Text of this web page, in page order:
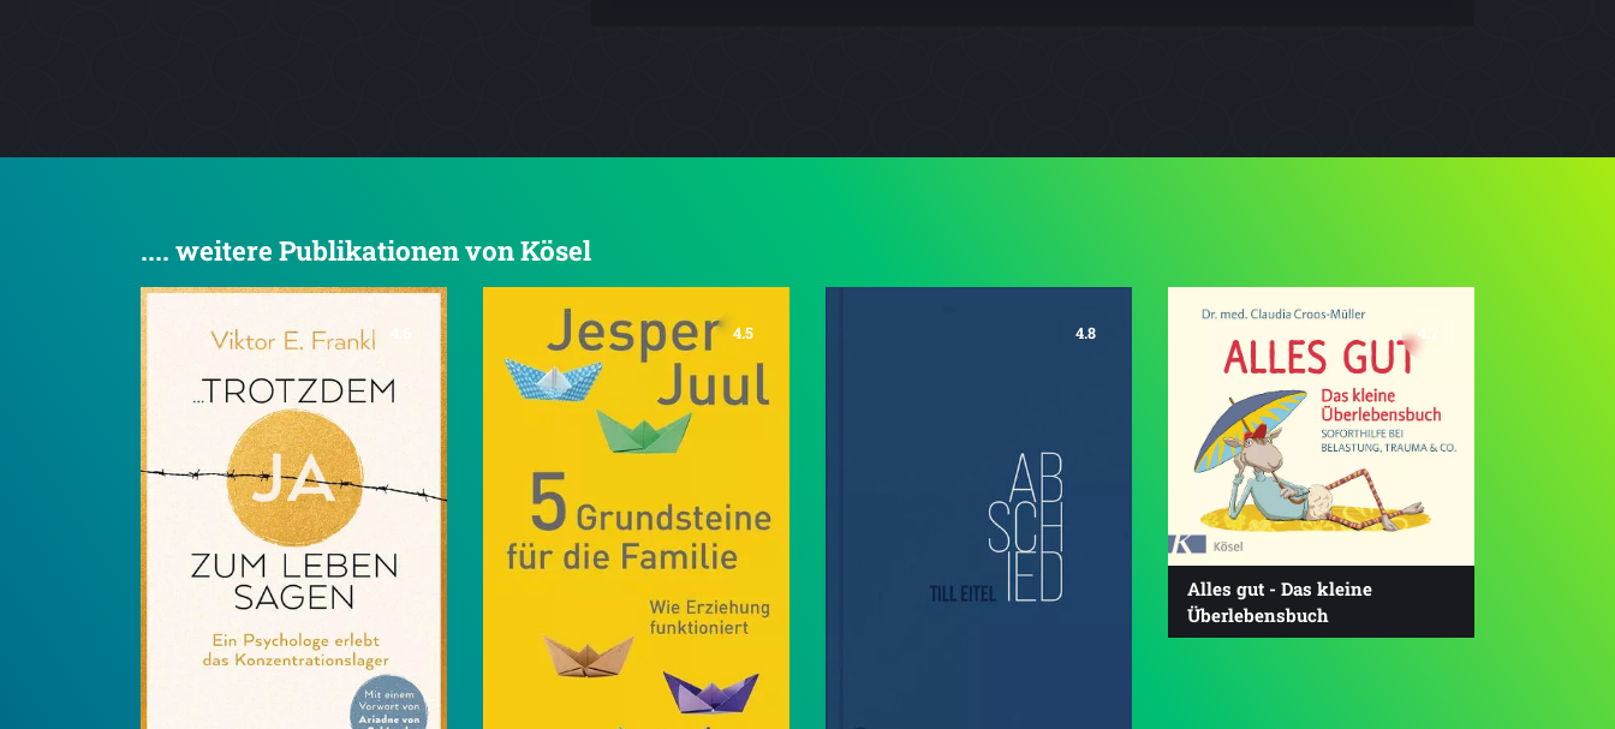
.... weitere Publikationen von Kösel
4.5 4.8 4.7
Alles gut - Das kleine
Überlebensbuch